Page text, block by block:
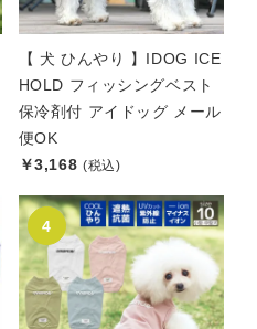
【 犬 ひんやり 】IDOG ICE
HOLD フィッシングベスト
保冷剤付 アイドッグ メール
便OK
￥3,168 (税込)